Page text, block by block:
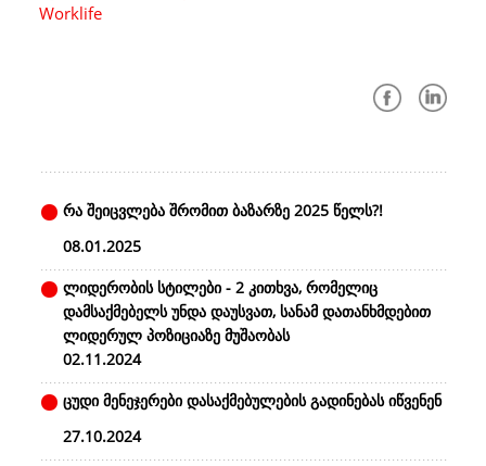
Worklife
რა შეიცვლება შრომით ბაზარზე 2025 წელს?!
08.01.2025
ლიდერობის სტილები - 2 კითხვა, რომელიც
დამსაქმებელს უნდა დაუსვათ, სანამ დათანხმდებით
ლიდერულ პოზიციაზე მუშაობას
02.11.2024
ცუდი მენეჯერები დასაქმებულების გადინებას იწვენენ
27.10.2024